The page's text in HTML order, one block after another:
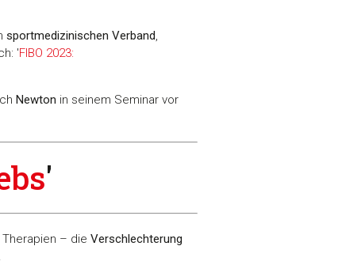
sportmedizinischen Verband,
'FIBO 2023:
Newton in seinem Seminar vor
'
– die Verschlechterung
.